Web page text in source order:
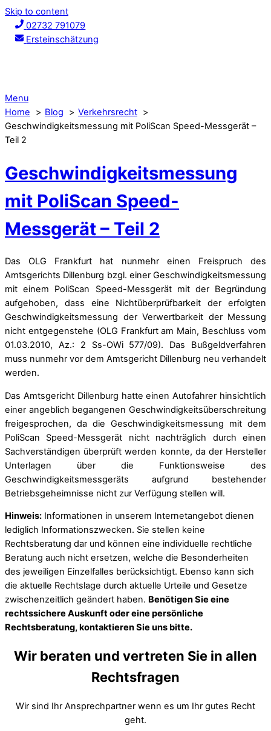
Skip to content
02732 791079
Ersteinschätzung
Menu
Home
Blog
Verkehrsrecht
Geschwindigkeitsmessung mit PoliScan Speed-Messgerät –
Teil 2
Geschwindigkeitsmessung
mit PoliScan Speed-
Messgerät – Teil 2
Das OLG Frankfurt hat nunmehr einen Freispruch des
Amtsgerichts Dillenburg bzgl. einer Geschwindigkeitsmessung
mit einem PoliScan Speed-Messgerät mit der Begründung
aufgehoben, dass eine Nichtüberprüfbarkeit der erfolgten
Geschwindigkeitsmessung der Verwertbarkeit der Messung
nicht entgegenstehe (OLG Frankfurt am Main, Beschluss vom
01.03.2010, Az.: 2 Ss-OWi 577/09). Das Bußgeldverfahren
muss nunmehr vor dem Amtsgericht Dillenburg neu verhandelt
werden.
Das Amtsgericht Dillenburg hatte einen Autofahrer hinsichtlich
einer angeblich begangenen Geschwindigkeitsüberschreitung
freigesprochen, da die Geschwindigkeitsmessung mit dem
PoliScan Speed-Messgerät nicht nachträglich durch einen
Sachverständigen überprüft werden konnte, da der Hersteller
Unterlagen über die Funktionsweise des
Geschwindigkeitsmessgeräts aufgrund bestehender
Betriebsgeheimnisse nicht zur Verfügung stellen will.
Hinweis: Informationen in unserem Internetangebot dienen
lediglich Informationszwecken. Sie stellen keine
Rechtsberatung dar und können eine individuelle rechtliche
Beratung auch nicht ersetzen, welche die Besonderheiten
des jeweiligen Einzelfalles berücksichtigt. Ebenso kann sich
die aktuelle Rechtslage durch aktuelle Urteile und Gesetze
zwischenzeitlich geändert haben. Benötigen Sie eine
rechtssichere Auskunft oder eine persönliche
Rechtsberatung, kontaktieren Sie uns bitte.
Wir beraten und vertreten Sie in allen
Rechtsfragen
Wir sind Ihr Ansprechpartner wenn es um Ihr gutes Recht
geht.